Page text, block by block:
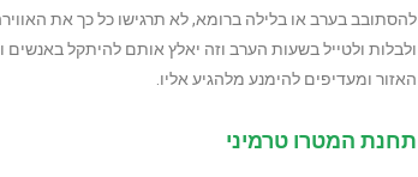
להסתובב בערב או בלילה ברומא, לא תרגישו כל כך את
ולבלות ולטייל בשעות הערב וזה יאלץ אותם להיתקל
האזור ומעדיפים להימנע מלהגיע אליו.
תחנת המטרו טרמיני